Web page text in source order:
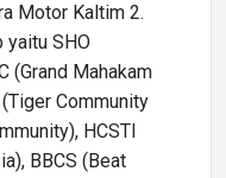
Motor Kaltim 2.
yaitu SHO
(Grand Mahakam
Community
HCSTI
BBCS (Beat